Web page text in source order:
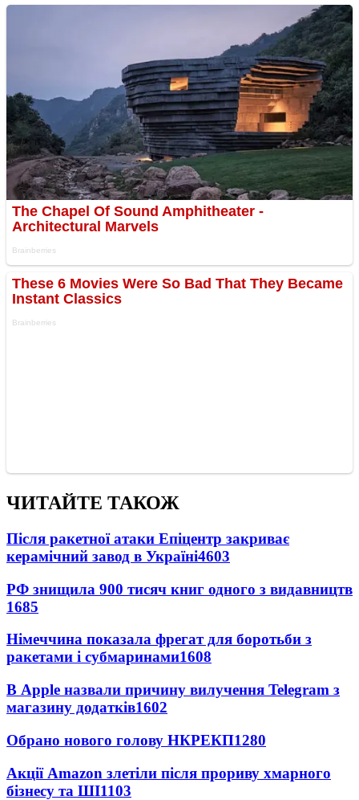
ЧИТАЙТЕ ТАКОЖ
Після ракетної атаки Епіцентр закриває
керамічний завод в Україні4603
РФ знищила 900 тисяч книг одного з видавництв
1685
Німеччина показала фрегат для боротьби з
ракетами і субмаринами1608
В Apple назвали причину вилучення Telegram з
магазину додатків1602
Обрано нового голову НКРЕКП1280
Акції Amazon злетіли після прориву хмарного
бізнесу та ШІ1103